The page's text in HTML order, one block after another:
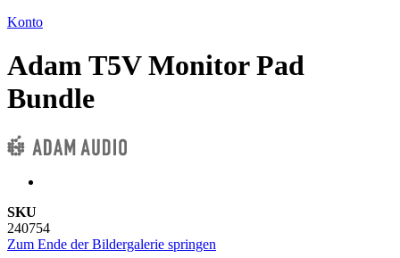
Konto
Adam T5V Monitor Pad
Bundle
SKU
240754
Zum Ende der Bildergalerie springen